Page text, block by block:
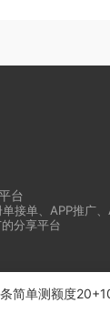
台
接单、APP推广、
分享平台
简单测额度